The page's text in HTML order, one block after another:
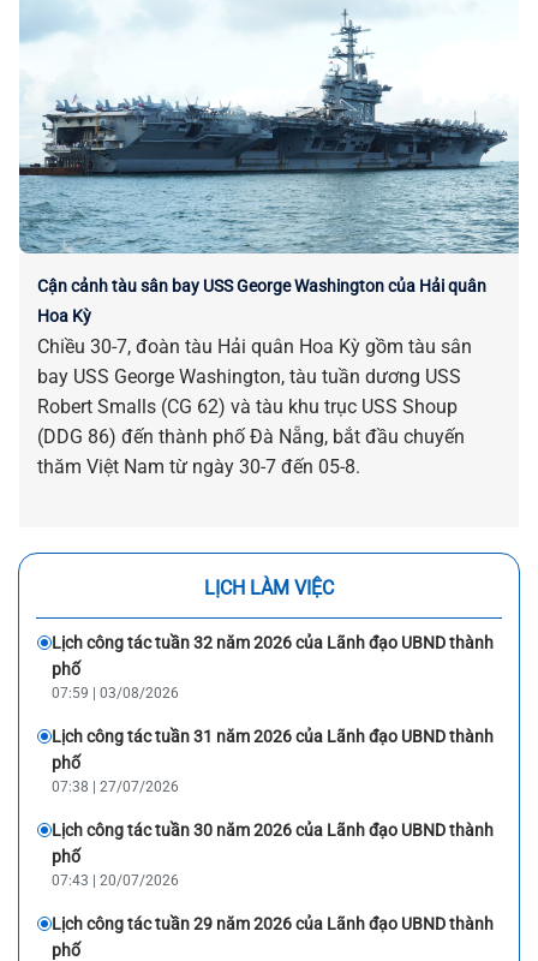
Cận cảnh tàu sân bay USS George Washington của Hải quân
Hoa Kỳ
Chiều 30-7, đoàn tàu Hải quân Hoa Kỳ gồm tàu sân
bay USS George Washington, tàu tuần dương USS
Robert Smalls (CG 62) và tàu khu trục USS Shoup
(DDG 86) đến thành phố Đà Nẵng, bắt đầu chuyến
thăm Việt Nam từ ngày 30-7 đến 05-8.
LỊCH LÀM VIỆC
Lịch công tác tuần 32 năm 2026 của Lãnh đạo UBND thành
phố
07:59 | 03/08/2026
Lịch công tác tuần 31 năm 2026 của Lãnh đạo UBND thành
phố
07:38 | 27/07/2026
Lịch công tác tuần 30 năm 2026 của Lãnh đạo UBND thành
phố
07:43 | 20/07/2026
Lịch công tác tuần 29 năm 2026 của Lãnh đạo UBND thành
phố